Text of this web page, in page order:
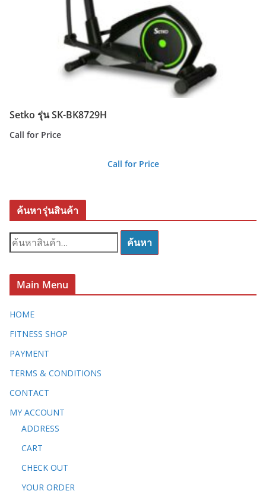
Setko รุ่น SK-BK8729H
Call for Price
Call for Price
ค้นหารุ่นสินค้า
ค้
น
:
ค้นหา
Main Menu
HOME
FITNESS SHOP
PAYMENT
TERMS & CONDITIONS
CONTACT
MY ACCOUNT
ADDRESS
CART
CHECK OUT
YOUR ORDER